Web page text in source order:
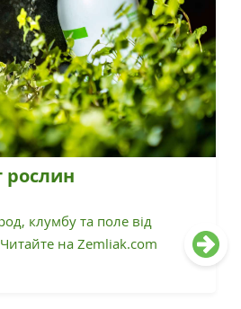
рослин
клумбу та поле від
на Zemliak.com